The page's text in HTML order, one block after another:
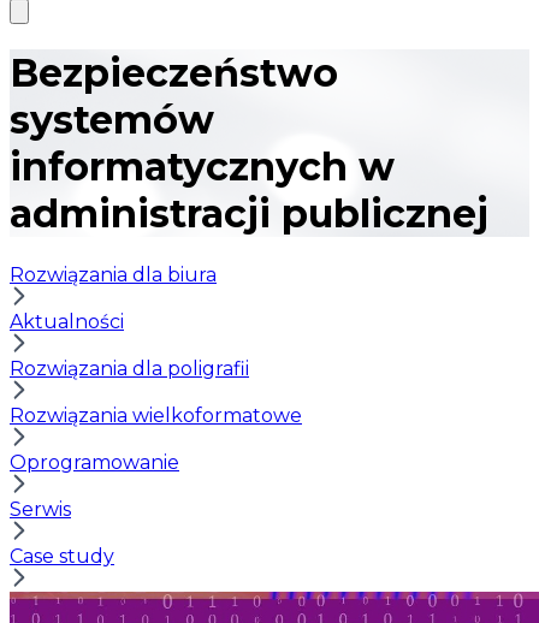
Bezpieczeństwo
systemów
informatycznych w
administracji publicznej
Rozwiązania dla biura
Aktualności
Rozwiązania dla poligrafii
Rozwiązania wielkoformatowe
Oprogramowanie
Serwis
Case study